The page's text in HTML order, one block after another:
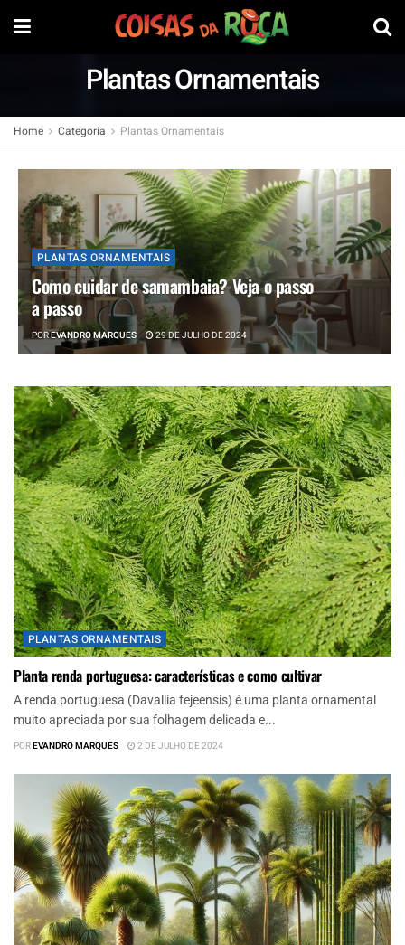
Plantas Ornamentais
Home Categoria Plantas Ornamentais
PLANTAS ORNAMENTAIS
Como cuidar de samambaia? Veja o passo
a passo
POREVANDRO MARQUES 29 DE JULHO DE 2024
PLANTAS ORNAMENTAIS
Planta renda portuguesa: características e como cultivar
A renda portuguesa (Davallia fejeensis) é uma planta ornamental
muito apreciada por sua folhagem delicada e...
POREVANDRO MARQUES 2 DE JULHO DE 2024